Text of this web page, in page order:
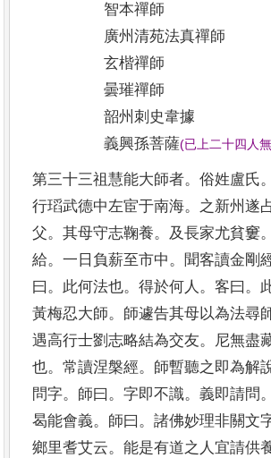
智本禪師
廣州清苑法真禪師
玄楷禪師
曇璀禪師
韶州刺史韋據
義興孫菩薩(已上二十四人
第三十三祖慧能大師者。俗姓盧氏
行瑫武德中左宦于南海。 之新州遂
父。其母守志鞠養。 及長家尤貧窶
給。一日負薪至市中。 聞客讀金剛
曰 。 此何法也。得於何人 。客曰 。
黃梅忍大師。 師遽告其母以為法尋
遇高行士劉志略結為交友。
尼無盡
也。常讀涅槃經。 師暫聽之即為解
問字。 師曰 。字即不識。義即請問
曷能會義。 師曰 。諸佛妙理非關文
鄉里耆艾云。能是有道之 人宜請供